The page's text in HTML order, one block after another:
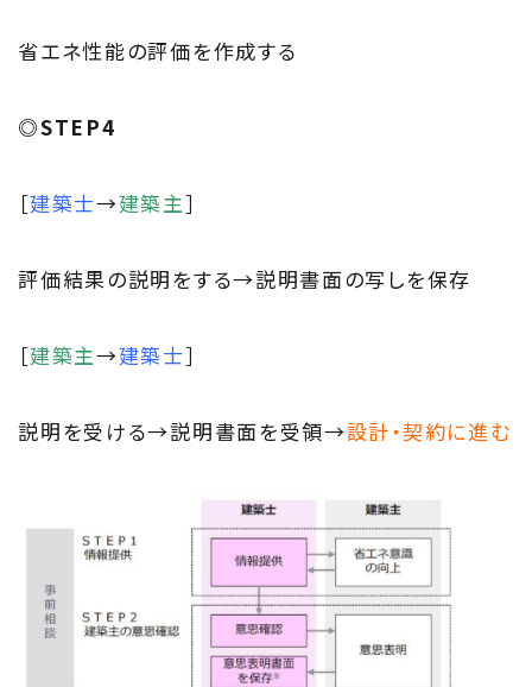
省エネ性能の評価を作成する
◎STEP4
［建築士→建築主］
評価結果の説明をする→説明書面の写しを保存
［建築主→建築士］
説明を受ける→説明書面を受領→設計・契約に進む